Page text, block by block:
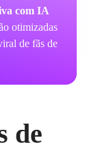
com IA
otimizadas
de fãs de
de